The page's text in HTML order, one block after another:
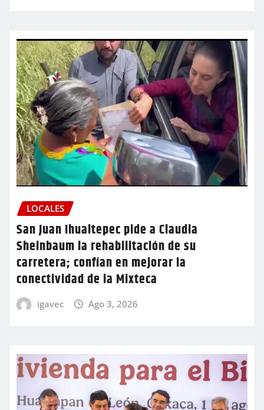
LOCALES
San Juan Ihualtepec pide a Claudia
Sheinbaum la rehabilitación de su
carretera; confían en mejorar la
conectividad de la Mixteca
igavec Ago 3, 2026